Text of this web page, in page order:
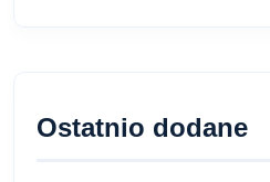
Ostatnio dodane